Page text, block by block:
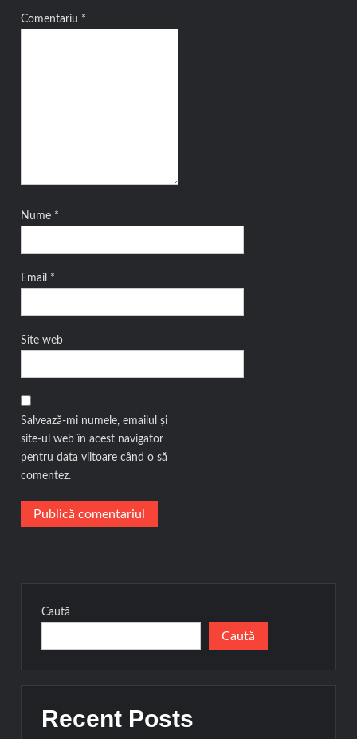
Comentariu *
Nume *
Email *
Site web
Salvează-mi numele, emailul și
site-ul web în acest navigator
pentru data viitoare când o să
comentez.
Caută
Caută
Recent Posts